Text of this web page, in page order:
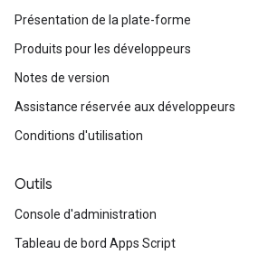
Présentation de la plate-forme
Produits pour les développeurs
Notes de version
Assistance réservée aux développeurs
Conditions d'utilisation
Outils
Console d'administration
Tableau de bord Apps Script